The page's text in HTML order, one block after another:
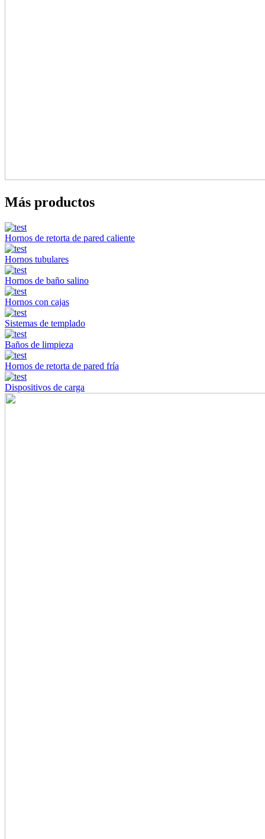
Más productos
Hornos de retorta de pared caliente
Hornos tubulares
Hornos de baño salino
Hornos con cajas
Sistemas de templado
Baños de limpieza
Hornos de retorta de pared fría
Dispositivos de carga